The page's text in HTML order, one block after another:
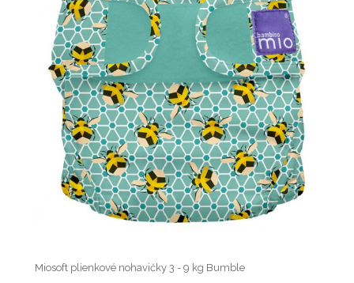
Miosoft plienkové nohavičky 3 - 9 kg Bumble